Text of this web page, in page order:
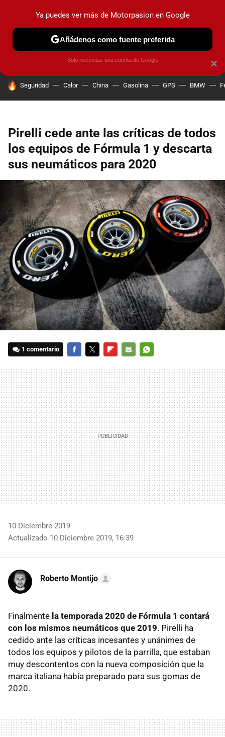
PRUEBAS COCHES ELÉCTRICOS OBSERVATORIO
HOY SE HABLA DE
Seguridad Calor China Gasolina GPS BMW
Pirelli cede ante las críticas de todos
los equipos de Fórmula 1 y descarta
sus neumáticos para 2020
1 comentario
MAIL
10 Diciembre 2019
Actualizado 10 Diciembre 2019, 16:39
Roberto Montijo
Finalmente la temporada 2020 de Fórmula 1 contará
con los mismos neumáticos que 2019. Pirelli ha
cedido ante las críticas incesantes y unánimes de
todos los equipos y pilotos de la parrilla, que estaban
muy descontentos con la nueva composición que la
marca italiana había preparado para sus gomas de
2020.
×
Ya puedes ver más de Motorpasion en Google
Añádenos como fuente preferida
Solo necesitas una cuenta de Google